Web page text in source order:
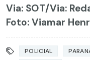
Via: SOT/Via:
Foto: Viamar
POLICIAL